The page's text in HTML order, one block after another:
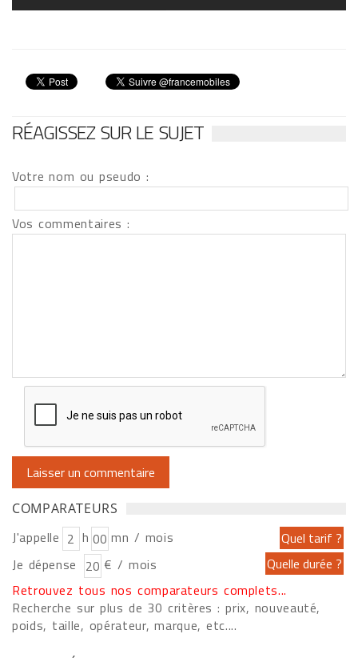
RÉAGISSEZ SUR LE SUJET
Votre nom ou pseudo :
Vos commentaires :
COMPARATEURS
J'appelle h
mn / mois
Je dépense
€ / mois
Retrouvez tous nos comparateurs complets...
Recherche sur plus de 30 critères : prix, nouveauté,
poids, taille, opérateur, marque, etc....